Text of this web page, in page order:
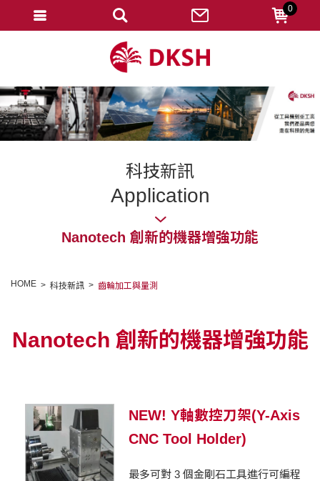
科技新訊
Application
Nanotech 創新的機器增強功能
HOME 科技新訊 齒輪加工與量測
Nanotech 創新的機器增強功能
NEW! Y軸數控刀架(Y-Axis
CNC Tool Holder)
最多可對 3 個金剛石工具進行可編程
0
忘記密碼
變更密碼
修改個人資料
我的收藏
匯款通知